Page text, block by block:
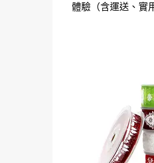
體驗（含運送、實